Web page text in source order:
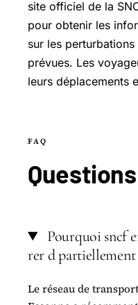
site officiel de la
pour obtenir les
sur les
prévues. Les
leurs déplacements
FAQ
Questions
Pourquoi sncf
rer d
Le réseau de